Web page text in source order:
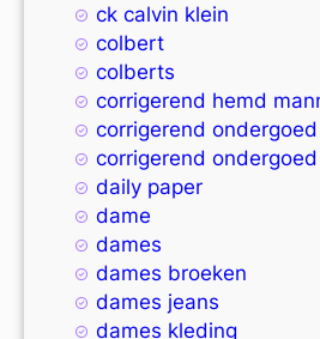
ck calvin klein
colbert
colberts
corrigerend hemd
corrigerend ondergoed
corrigerend
daily paper
dame
dames
dames broeken
dames jeans
dames kleding